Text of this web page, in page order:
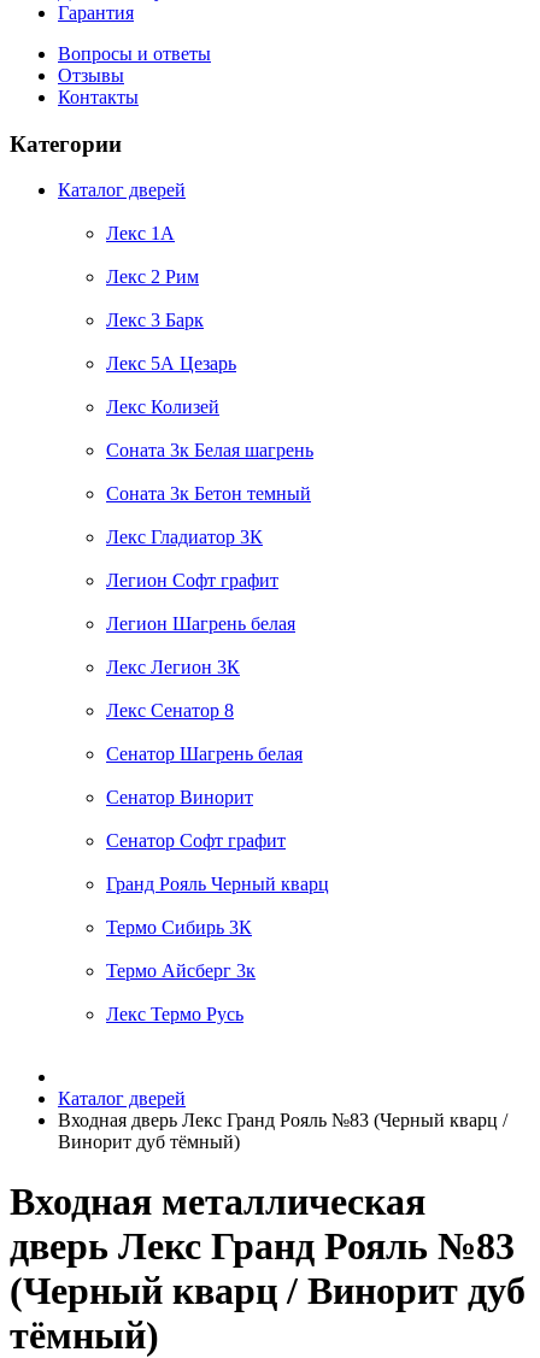
Гарантия
Вопросы и ответы
Отзывы
Контакты
Категории
Каталог дверей
Лекс 1А
Лекс 2 Рим
Лекс 3 Барк
Лекс 5А Цезарь
Лекс Колизей
Соната 3к Белая шагрень
Соната 3к Бетон темный
Лекс Гладиатор 3К
Легион Софт графит
Легион Шагрень белая
Лекс Легион 3К
Лекс Сенатор 8
Сенатор Шагрень белая
Сенатор Винорит
Сенатор Софт графит
Гранд Рояль Черный кварц
Термо Сибирь 3К
Термо Айсберг 3к
Лекс Термо Русь
Каталог дверей
Входная дверь Лекс Гранд Рояль №83 (Черный кварц /
Винорит дуб тёмный)
Входная металлическая
дверь Лекс Гранд Рояль №83
(Черный кварц / Винорит дуб
тёмный)